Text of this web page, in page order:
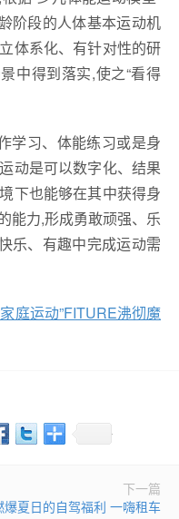
阶段的人体基本运动机
体系化、有针对性的研
中得到落实,使之“看得
学习、体能练习或是身
动是可以数字化、结果
下也能够在其中获得身
能力,形成勇敢顽强、乐
乐、有趣中完成运动需
庭运动”FITURE沸彻魔
下一篇
爆夏日的自驾福利 一嗨租车